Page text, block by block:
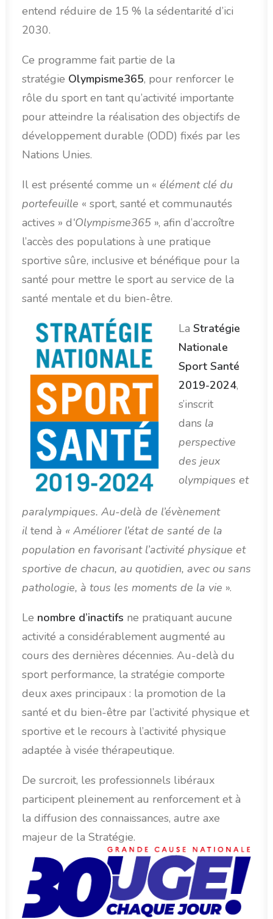
entend réduire de 15 % la sédentarité d’ici
2030.
Ce programme fait partie de la
stratégie Olympisme365, pour renforcer le
rôle du sport en tant qu’activité importante
pour atteindre la réalisation des objectifs de
développement durable (ODD) fixés par les
Nations Unies.
Il est présenté comme un « élément clé du
portefeuille « sport, santé et communautés
actives » d‘Olympisme365 », afin d’accroître
l’accès des populations à une pratique
sportive sûre, inclusive et bénéfique pour la
santé pour mettre le sport au service de la
santé mentale et du bien-être.
La Stratégie
Nationale
Sport Santé
2019-2024,
s’inscrit
dans la
perspective
des jeux
olympiques et
paralympiques. Au-delà de l’évènement
il tend à « Améliorer l’état de santé de la
population en favorisant l’activité physique et
sportive de chacun, au quotidien, avec ou sans
pathologie, à tous les moments de la vie ».
Le nombre d’inactifs ne pratiquant aucune
activité a considérablement augmenté au
cours des dernières décennies. Au-delà du
sport performance, la stratégie comporte
deux axes principaux : la promotion de la
santé et du bien-être par l’activité physique et
sportive et le recours à l’activité physique
adaptée à visée thérapeutique.
De surcroit, les professionnels libéraux
participent pleinement au renforcement et à
la diffusion des connaissances, autre axe
majeur de la Stratégie.